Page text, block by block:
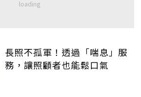
長照不孤軍！透過「喘息」服
務，讓照顧者也能鬆口氣